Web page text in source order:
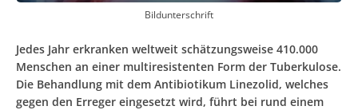
Bildunterschrift
Jedes Jahr erkranken weltweit schätzungsweise 410.000
Menschen an einer multiresistenten Form der Tuberkulose.
Die Behandlung mit dem Antibiotikum Linezolid, welches
gegen den Erreger eingesetzt wird, führt bei rund einem